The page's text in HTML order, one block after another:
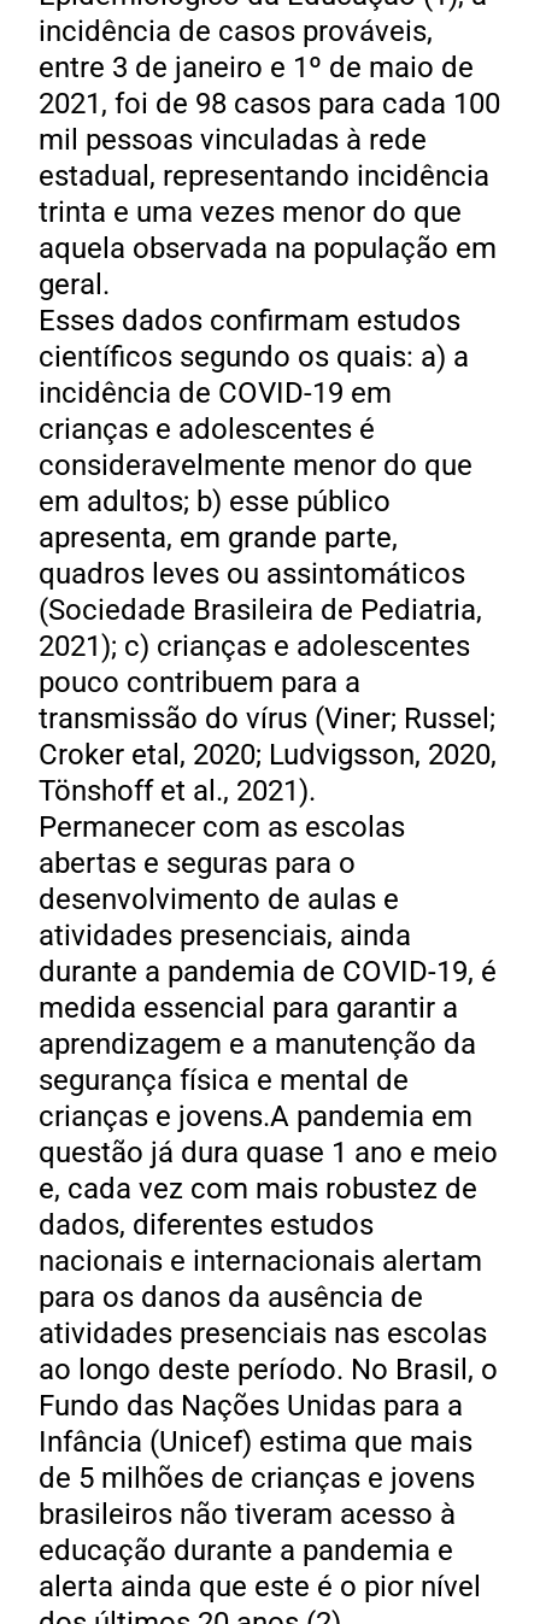
incidência de casos prováveis,
entre 3 de janeiro e 1º de maio de
2021, foi de 98 casos para cada 100
mil pessoas vinculadas à rede
estadual, representando incidência
trinta e uma vezes menor do que
aquela observada na população em
geral.
Esses dados confirmam estudos
científicos segundo os quais: a) a
incidência de COVID-19 em
crianças e adolescentes é
consideravelmente menor do que
em adultos; b) esse público
apresenta, em grande parte,
quadros leves ou assintomáticos
(Sociedade Brasileira de Pediatria,
2021); c) crianças e adolescentes
pouco contribuem para a
transmissão do vírus (Viner; Russel;
Croker etal, 2020; Ludvigsson, 2020,
Tönshoff et al., 2021).
Permanecer com as escolas
abertas e seguras para o
desenvolvimento de aulas e
atividades presenciais, ainda
durante a pandemia de COVID-19, é
medida essencial para garantir a
aprendizagem e a manutenção da
segurança física e mental de
crianças e jovens.A pandemia em
questão já dura quase 1 ano e meio
e, cada vez com mais robustez de
dados, diferentes estudos
nacionais e internacionais alertam
para os danos da ausência de
atividades presenciais nas escolas
ao longo deste período. No Brasil, o
Fundo das Nações Unidas para a
Infância (Unicef) estima que mais
de 5 milhões de crianças e jovens
brasileiros não tiveram acesso à
educação durante a pandemia e
alerta ainda que este é o pior nível